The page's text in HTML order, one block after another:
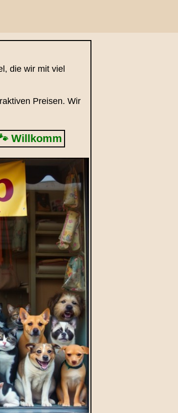
die wir mit viel
Preisen. Wir
Willkommen in unserem Shop –